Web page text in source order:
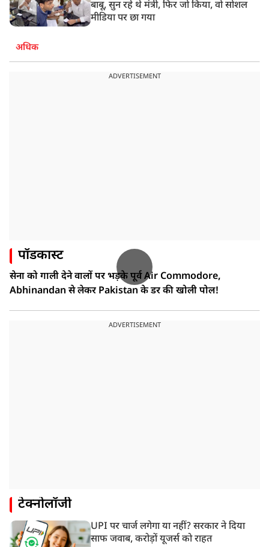
बाबू, सुन रहे थे मंत्री, फिर जो किया, वो सोशल
मीडिया पर छा गया
अधिक
ADVERTISEMENT
पॉडकास्ट
सेना को गाली देने वालों पर भड़के पूर्व Air Commodore,
Abhinandan से लेकर Pakistan के डर की खोली पोल!
ADVERTISEMENT
टेक्नोलॉजी
UPI पर चार्ज लगेगा या नहीं? सरकार ने दिया
साफ जवाब, करोड़ों यूजर्स को राहत